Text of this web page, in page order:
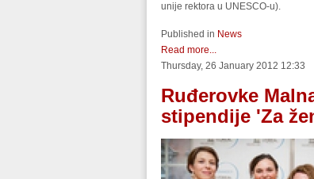
unije rektora u UNESCO-u).
Published in News
Read more...
Thursday, 26 January 2012 12:33
Ruđerovke
stipendije 'Za